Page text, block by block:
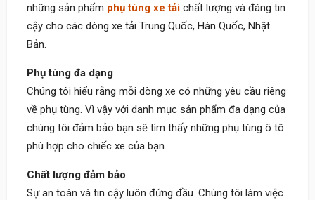
những sản phẩm phụ tùng xe tải chất lượng và đáng tin
cậy cho các dòng xe tải Trung Quốc, Hàn Quốc, Nhật
Bản.
Phụ tùng đa dạng
Chúng tôi hiểu rằng mỗi dòng xe có những yêu cầu riêng
về phụ tùng. Vì vậy với danh mục sản phẩm đa dạng của
chúng tôi đảm bảo bạn sẽ tìm thấy những phụ tùng ô tô
phù hợp cho chiếc xe của bạn.
Chất lượng đảm bảo
Sự an toàn và tin cậy luôn đứng đầu. Chúng tôi làm việc